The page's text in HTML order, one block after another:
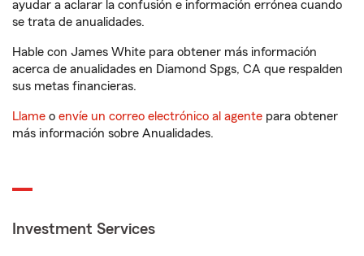
ayudar a aclarar la confusión e información errónea cuando
se trata de anualidades.
Hable con James White para obtener más información
acerca de anualidades en Diamond Spgs, CA que respalden
sus metas financieras.
Llame o envíe un correo electrónico al agente para obtener
más información sobre Anualidades.
Investment Services